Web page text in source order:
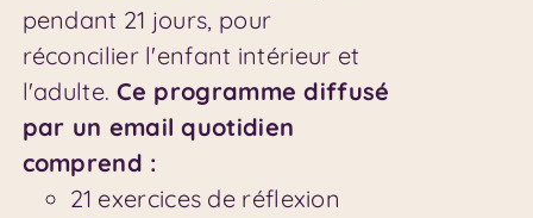
pendant 21 jours, pour
réconcilier l'enfant intérieur et
l'adulte. Ce programme diffusé
par un email quotidien
comprend :
21 exercices de réflexion